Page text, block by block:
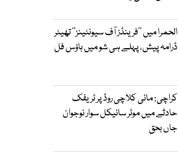
الحمرا میں ’’فرینڈز آف سیونٹینز‘‘ تھیٹر
ڈرامہ پیش، پہلے ہی شو میں ہاؤس فل
کراچی: مائی کلاچی روڈ پر ٹریفک
حادثے میں موٹر سائیکل سوار نوجوان
جاں بحق